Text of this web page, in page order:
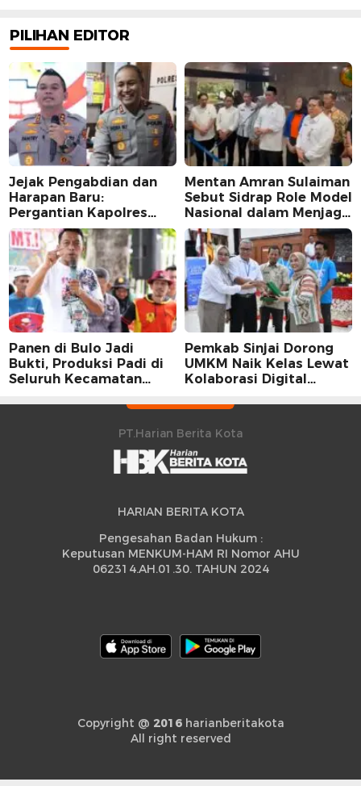
PILIHAN EDITOR
Jejak Pengabdian dan
Harapan Baru:
Pergantian Kapolres
Sidrap dalam Perspektif
Karier Dua Perwira
Mentan Amran Sulaiman
Sebut Sidrap Role Model
Nasional dalam Menjaga
Stabilitas Harga Telur
Panen di Bulo Jadi
Bukti, Produksi Padi di
Seluruh Kecamatan
Pemkab Sinjai Dorong
UMKM Naik Kelas Lewat
Kolaborasi Digital
PT.Harian Berita Kota
HARIAN BERITA KOTA
Pengesahan Badan Hukum :
Keputusan MENKUM-HAM RI Nomor AHU
062314.AH.01.30. TAHUN 2024
Copyright @ 2016harianberitakota
All right reserved